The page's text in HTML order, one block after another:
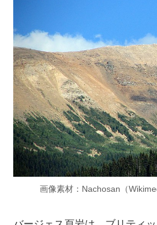
画像素材：Nachosan（